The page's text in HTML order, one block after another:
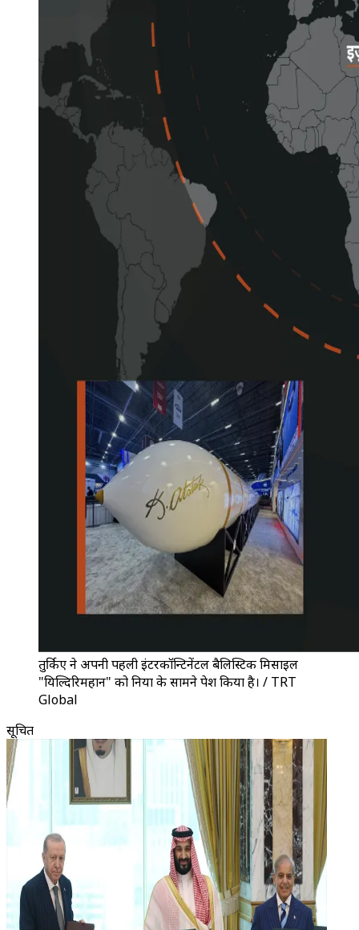
तुर्किए ने अपनी पहली इंटरकॉन्टिनेंटल बैलिस्टिक मिसाइल
"यिल्दिरिमहान" को दुनिया के सामने पेश किया है। / TRT
Global
सूचित